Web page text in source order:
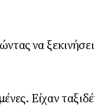
να
Είχαν